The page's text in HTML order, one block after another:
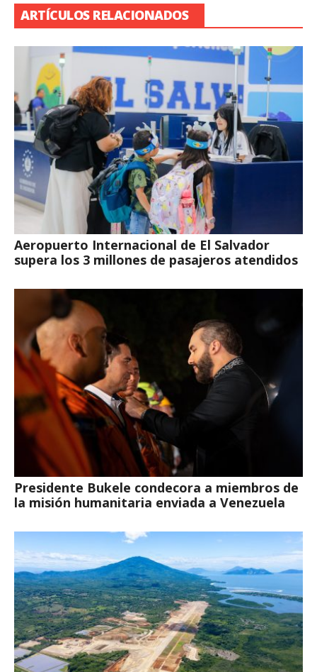
ARTÍCULOS RELACIONADOS
Aeropuerto Internacional de El Salvador
supera los 3 millones de pasajeros atendidos
Presidente Bukele condecora a miembros de
la misión humanitaria enviada a Venezuela